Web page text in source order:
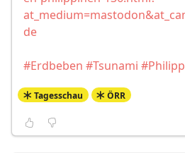
de
#Erdbeben #Tsunami
Tagesschau ÖRR